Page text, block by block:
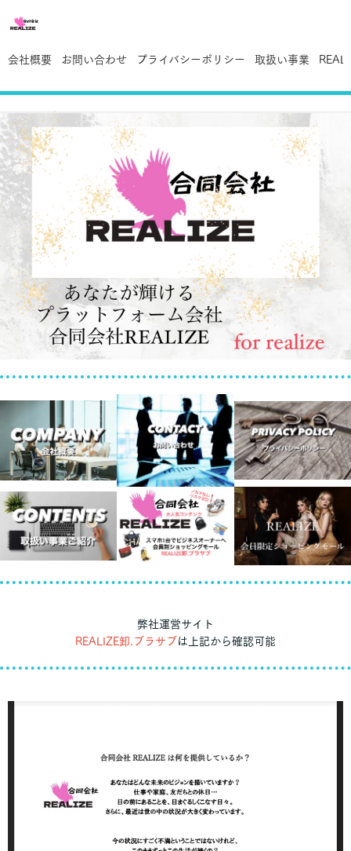
会社概要 お問い合わせ プライバシーポリシー 取扱い事業
弊社運営サイト
REALIZE卸.ブラサブ は上記から確認可能